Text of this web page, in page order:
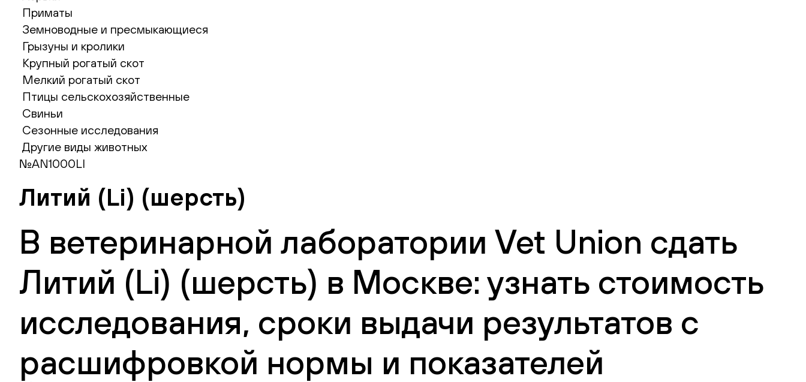
Приматы
Земноводные и пресмыкающиеся
Грызуны и кролики
Крупный рогатый скот
Мелкий рогатый скот
Птицы сельскохозяйственные
Свиньи
Сезонные исследования
Другие виды животных
№AN1000LI
Литий (Li) (шерсть)
В ветеринарной лаборатории Vet Union сдать
Литий (Li) (шерсть) в Москве: узнать стоимость
исследования, сроки выдачи результатов с
расшифровкой нормы и показателей